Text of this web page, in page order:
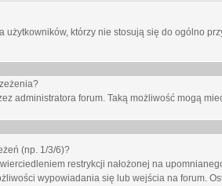
użytkowników, którzy nie stosują się do ogólno
administratora forum. Taką możliwość mogą
(np. 1/3/6)?
restrykcji nałożonej na
wypowiadania się lub wejścia na forum.